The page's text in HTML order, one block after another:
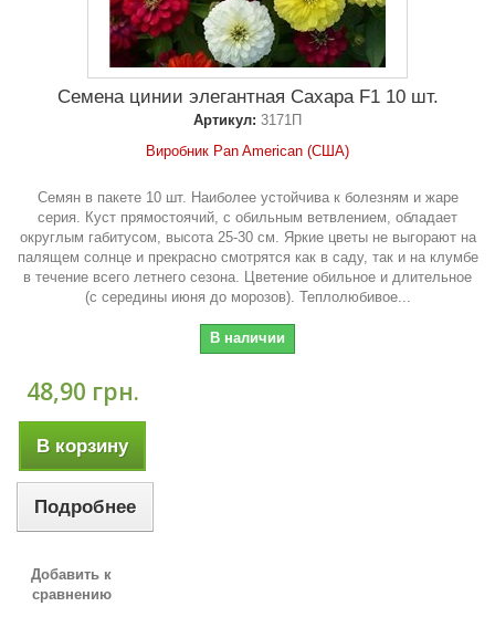
Семена цинии элегантная Сахара F1 10 шт.
Артикул: 3171П
Виробник Pan American (США)
Семян в пакете 10 шт. Наиболее устойчива к болезням и жаре
серия. Куст прямостоячий, с обильным ветвлением, обладает
округлым габитусом, высота 25-30 см. Яркие цветы не выгорают на
палящем солнце и прекрасно смотрятся как в саду, так и на клумбе
в течение всего летнего сезона. Цветение обильное и длительное
(с середины июня до морозов). Теплолюбивое...
В наличии
48,90 грн.
В корзину
Подробнее
Добавить к
сравнению